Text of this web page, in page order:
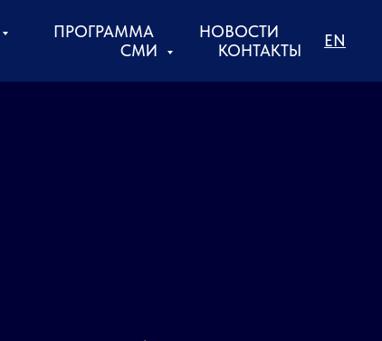
ПРОГРАММА
НОВОСТИ
СМИ
КОНТАКТЫ
EN